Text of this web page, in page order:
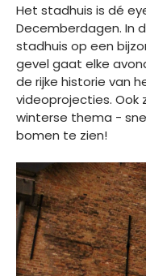
Het stadhuis is dé
Decemberdagen. In
stadhuis op een
gevel gaat elke
de rijke historie van
videoprojecties. Ook
winterse thema -
bomen te zien!